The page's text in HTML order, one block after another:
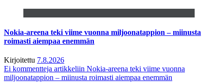
Nokia-areena teki viime vuonna miljoonatappion – miinusta
roimasti aiempaa enemmän
Kirjoitettu 7.8.2026
Ei kommentteja artikkeliin Nokia-areena teki viime vuonna
miljoonatappion – miinusta roimasti aiempaa enemmän